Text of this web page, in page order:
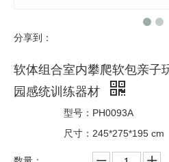
分享到：
软体组合室内攀爬软包亲子
园感统训练器材
型号： PH0093A
尺寸： 245*275*195 cm